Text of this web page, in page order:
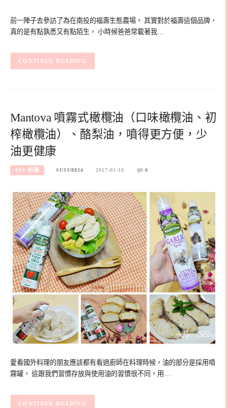
前一陣子去參訪了為在南投的福壽生態農場。 其實對於福壽這個品牌，
真的是有點孰悉又有點陌生， 小時候爸爸常載著我…
CONTINUE READING
Mantova 噴霧式橄欖油（口味橄欖油、初
榨橄欖油）、酪梨油，噴得更方便，少
油更健康
DIY 料理 SUSU8824 2017-01-10 0
愛看國外料理的朋友應該都有看過廚師在料理時候，油的部分是採用噴
霧罐， 這跟我們習慣存放與使用油的習慣很不同，用…
CONTINUE READING